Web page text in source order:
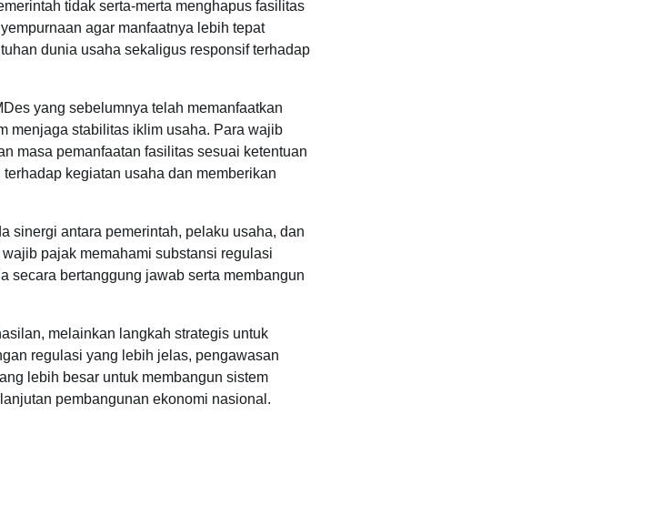
tidak serta-merta menghapus fasilitas
agar manfaatnya lebih tepat
dunia usaha sekaligus responsif terhadap
yang sebelumnya telah memanfaatkan
menjaga stabilitas iklim usaha. Para wajib
masa pemanfaatan fasilitas sesuai ketentuan
kegiatan usaha dan memberikan
sinergi antara pemerintah, pelaku usaha, dan
pajak memahami substansi regulasi
secara bertanggung jawab serta membangun
melainkan langkah strategis untuk
regulasi yang lebih jelas, pengawasan
lebih besar untuk membangun sistem
pembangunan ekonomi nasional.